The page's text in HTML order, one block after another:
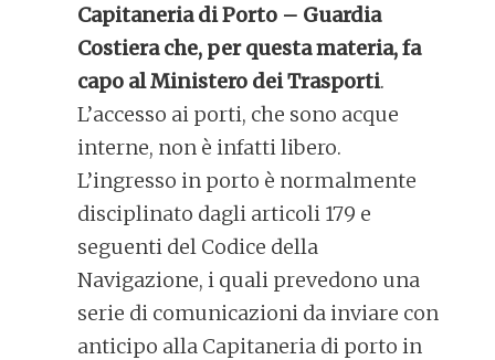
Capitaneria di Porto – Guardia
Costiera che, per questa materia, fa
capo al Ministero dei Trasporti.
L’accesso ai porti, che sono acque
interne, non è infatti libero.
L’ingresso in porto è normalmente
disciplinato dagli articoli 179 e
seguenti del Codice della
Navigazione, i quali prevedono una
serie di comunicazioni da inviare con
anticipo alla Capitaneria di porto in